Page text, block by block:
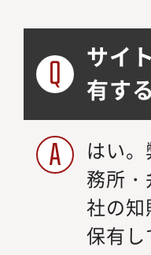
サイ
有す
はい
務所
社の
保有し